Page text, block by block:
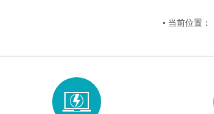
• 当前位置：